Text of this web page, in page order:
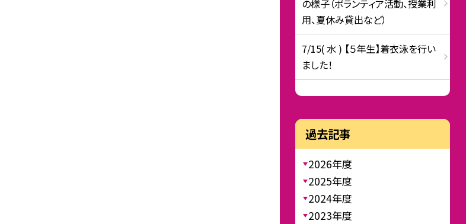
の様子（ボランティア活動、授業利
用、夏休み貸出など）
7/15( 水 ) 【５年生】着衣泳を行い
ました！
過去記事
2026年度
2025年度
2024年度
2023年度